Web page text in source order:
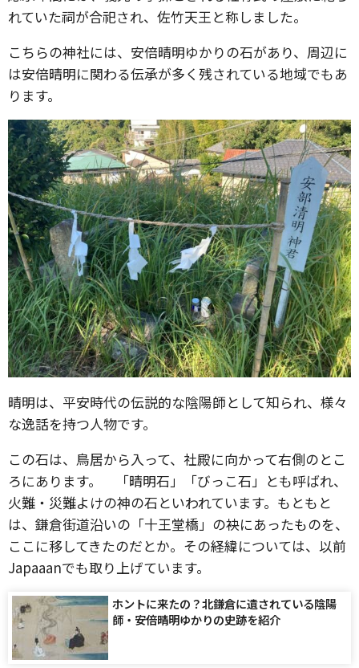
れていた祠が合祀され、佐竹天王と称しました。
こちらの神社には、安倍晴明ゆかりの石があり、周辺に
は安倍晴明に関わる伝承が多く残されている地域でもあ
ります。
晴明は、平安時代の伝説的な陰陽師として知られ、様々
な逸話を持つ人物です。
この石は、鳥居から入って、社殿に向かって右側のとこ
ろにあります。 「晴明石」「びっこ石」とも呼ばれ、
火難・災難よけの神の石といわれています。もともと
は、鎌倉街道沿いの「十王堂橋」の袂にあったものを、
ここに移してきたのだとか。その経緯については、以前
Japaaanでも取り上げています。
ホントに来たの？北鎌倉に遺されている陰陽
師・安倍晴明ゆかりの史跡を紹介